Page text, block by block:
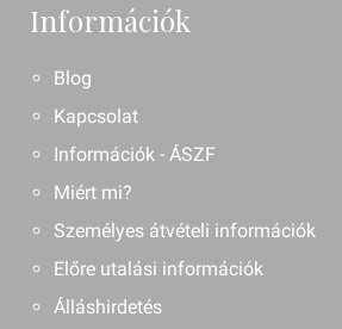
Információk
Blog
Kapcsolat
Információk - ÁSZF
Miért mi?
Személyes átvételi információk
Előre utalási információk
Álláshirdetés